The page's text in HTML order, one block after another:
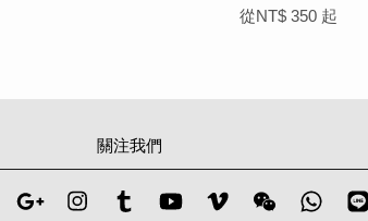
從NT$ 350 起
關注我們
PinterestGoogle InstagramTumblr YouTubeVimeo Wechat